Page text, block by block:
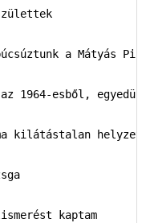
a Mátyás
1964-esből, egyedül
kilátástalan
kaptam